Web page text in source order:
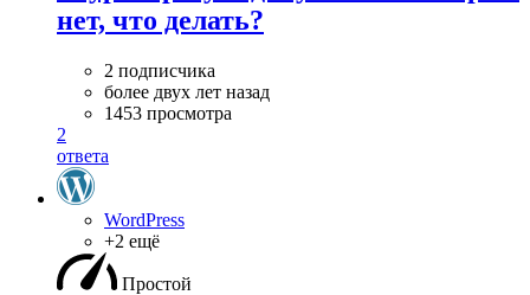
нет, что делать?
2 подписчика
более двух лет назад
1453 просмотра
2
ответа
WordPress
+2 ещё
Простой